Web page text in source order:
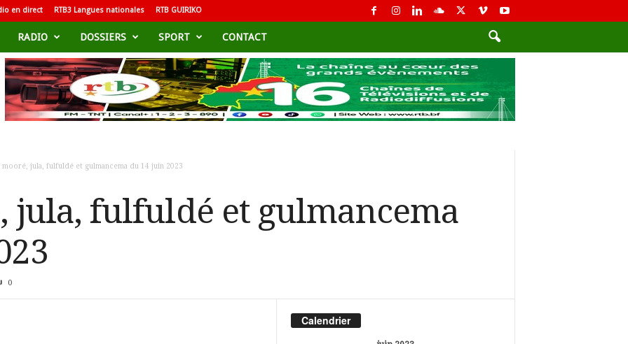
en direct RTB3 Langues nationales RTB GUIRIKO
RADIO DOSSIERS SPORT CONTACT
mooré, jula, fulfuldé et gulmancema du 14 juin 2023
jula, fulfuldé et gulmancema
0
Calendrier